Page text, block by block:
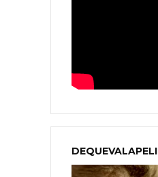
DEQUEVALAPELI